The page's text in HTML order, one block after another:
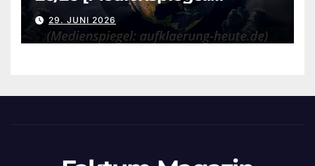
aufklaerung-heute.de]
29. JUNI 2026